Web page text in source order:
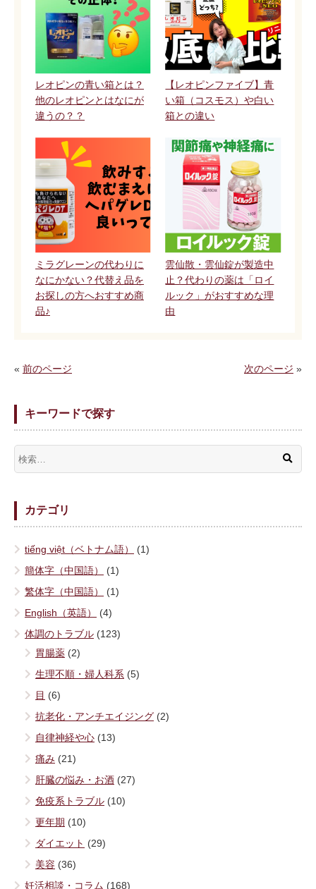
レオピンの青い箱とは？
他のレオピンとはなにが
違うの？？
【レオピンファイブ】青
い箱（コスモス）や白い
箱との違い
ミラグレーンの代わりに
なにかない？代替え品を
お探しの方へおすすめ商
品♪
雲仙散・雲仙錠が製造中
止？代わりの薬は「ロイ
ルック」がおすすめな理
由
« 前のページ 次のページ »
キーワードで探す
カテゴリ
tiếng việt（ベトナム語）
(1)
簡体字（中国語）
(1)
繁体字（中国語）
(1)
English（英語）
(4)
体調のトラブル (123)
胃腸薬 (2)
生理不順・婦人科系 (5)
目 (6)
抗老化・アンチエイジング (2)
自律神経や心 (13)
痛み (21)
肝臓の悩み・お酒 (27)
免疫系トラブル (10)
更年期 (10)
ダイエット (29)
美容 (36)
妊活相談・コラム (168)